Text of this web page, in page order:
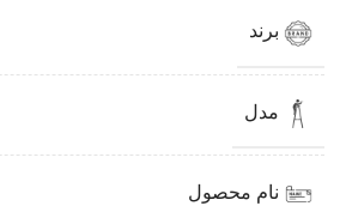
برند
مدل
نام محصول